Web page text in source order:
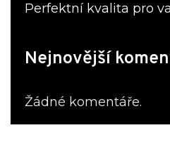
Perfektní kvalita pro
Nejnovější
Žádné komentáře.